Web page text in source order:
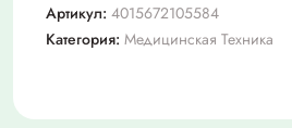
стандартная
Артикул: 4015672105584
Категория: Медицинская Техника